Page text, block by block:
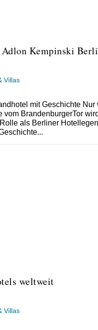
Kempinski
Villas
mit Geschichte Nur
vom BrandenburgerTor
als Berliner
weltweit
Villas